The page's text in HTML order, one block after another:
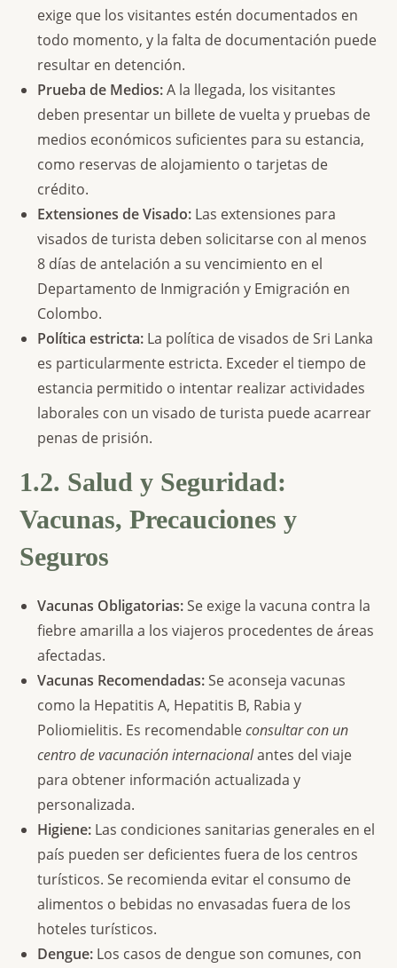
exige que los visitantes estén documentados en
todo momento, y la falta de documentación puede
resultar en detención.
Prueba de Medios:A la llegada, los visitantes
deben presentar un billete de vuelta y pruebas de
medios económicos suficientes para su estancia,
como reservas de alojamiento o tarjetas de
crédito.
Extensiones de Visado: Las extensiones para
visados de turista deben solicitarse con al menos
8 días de antelación a su vencimiento en el
Departamento de Inmigración y Emigración en
Colombo.
Política estricta: La política de visados de Sri Lanka
es particularmente estricta. Exceder el tiempo de
estancia permitido o intentar realizar actividades
laborales con un visado de turista puede acarrear
penas de prisión.
1.2. Salud y Seguridad:
Vacunas, Precauciones y
Seguros
Vacunas Obligatorias:Se exige la vacuna contra la
fiebre amarilla a los viajeros procedentes de áreas
afectadas.
Vacunas Recomendadas:Se aconseja vacunas
como la Hepatitis A, Hepatitis B, Rabia y
Poliomielitis. Es recomendableconsultar con un
centro de vacunación internacionalantes del viaje
para obtener información actualizada y
personalizada.
Higiene: Las condiciones sanitarias generales en el
país pueden ser deficientes fuera de los centros
turísticos. Se recomienda evitar el consumo de
alimentos o bebidas no envasadas fuera de los
hoteles turísticos.
Dengue: Los casos de dengue son comunes, con